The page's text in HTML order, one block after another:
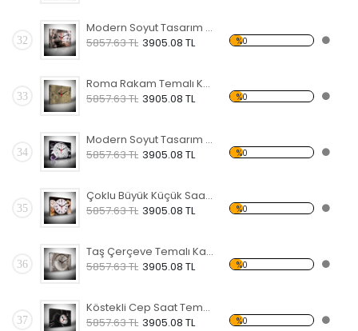
32
Modern Soyut Tasarım 13 Temalı Kanvas Saat
5857.63 TL 3905.08 TL %0
33
Roma Rakam Temalı Kanvas Saat
5857.63 TL 3905.08 TL %0
34
Modern Soyut Tasarım 11 Temalı Kanvas Saat
5857.63 TL 3905.08 TL %0
35
Çoklu Büyük Küçük Saat Temalı Kanvas Saat
5857.63 TL 3905.08 TL %0
36
Taş Çerçeve Temalı Kanvas Saat
5857.63 TL 3905.08 TL %0
37
Köstekli Cep Saat Temalı Kanvas Saat
5857.63 TL 3905.08 TL %0